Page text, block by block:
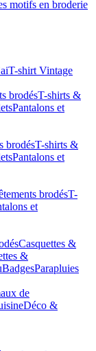
motifs en broderie
T-shirt Vintage
brodésT-shirts &
Pantalons et
brodésT-shirts &
Pantalons et
brodésT-
et
Casquettes &
&
BadgesParapluies
de
Déco &